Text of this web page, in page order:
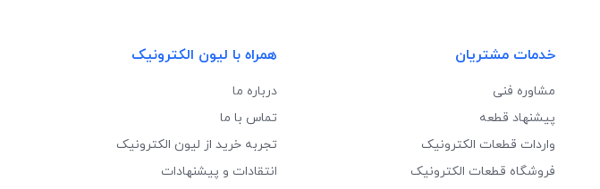
خدمات مشتریان
مشاوره فنی
پیشنهاد قطعه
واردات قطعات الکترونیک
فروشگاه قطعات الکترونیک
همراه با لیون الکترونیک
درباره ما
تماس با ما
تجربه خرید از لیون الکترونیک
انتقادات و پیشنهادات